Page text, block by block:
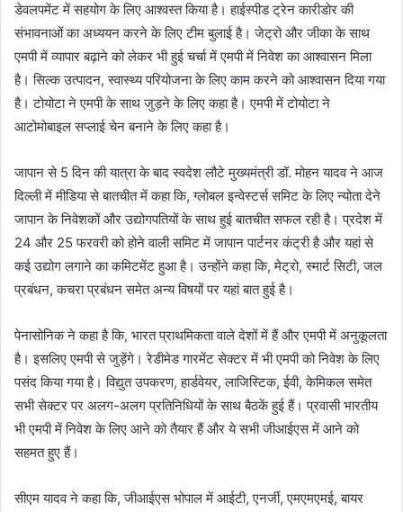
डेवलपमेंट में सहयोग के लिए आश्वस्त किया है। हाईस्पीड ट्रेन कारीडोर की
संभावनाओं का अध्ययन करने के लिए टीम बुलाई है। जेट्रो और जीका के साथ
एमपी में व्यापार बढ़ाने को लेकर भी हुई चर्चा में एमपी में निवेश का आश्वासन मिला
है। सिल्क उत्पादन, स्वास्थ्य परियोजना के लिए काम करने को आश्वासन दिया गया
है। टोयोटा ने एमपी के साथ जुड़ने के लिए कहा है। एमपी में टोयोटा ने
आटोमोबाइल सप्लाई चेन बनाने के लिए कहा है।
जापान से 5 दिन की यात्रा के बाद स्वदेश लौटे मुख्यमंत्री डॉ. मोहन यादव ने आज
दिल्ली में मीडिया से बातचीत में कहा कि, ग्लोबल इन्वेस्टर्स समिट के लिए न्योता देने
जापान के निवेशकों और उद्योगपतियों के साथ हुई बातचीत सफल रही है। प्रदेश में
24 और 25 फरवरी को होने वाली समिट में जापान पार्टनर कंट्री है और यहां से
कई उद्योग लगाने का कमिटमेंट हुआ है। उन्होंने कहा कि, मेट्रो, स्मार्ट सिटी, जल
प्रबंधन, कचरा प्रबंधन समेत अन्य विषयों पर यहां बात हुई है।
पेनासोनिक ने कहा है कि, भारत प्राथमिकता वाले देशों में हैं और एमपी में अनुकूलता
है। इसलिए एमपी से जुड़ेंगे। रेडीमेड गारमेंट सेक्टर में भी एमपी को निवेश के लिए
पसंद किया गया है। विद्युत उपकरण, हार्डवेयर, लाजिस्टिक, ईवी, केमिकल समेत
सभी सेक्टर पर अलग-अलग प्रतिनिधियों के साथ बैठकें हुई हैं। प्रवासी भारतीय
भी एमपी में निवेश के लिए आने को तैयार हैं और ये सभी जीआईएस में आने को
सहमत हुए हैं।
सीएम यादव ने कहा कि, जीआईएस भोपाल में आईटी, एनर्जी, एमएमएमई, बायर